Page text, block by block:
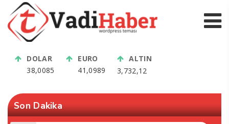
DOLAR
38,0085
EURO
41,0989
ALTIN
3,732,12
Son Dakika